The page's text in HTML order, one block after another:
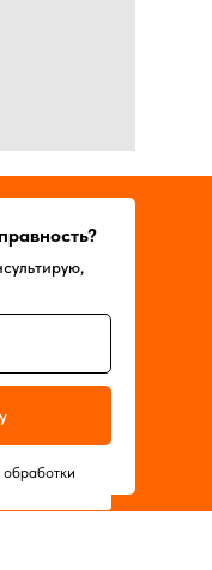
обработки